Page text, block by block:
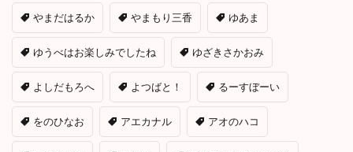
やまだはるか やまもり三香 ゆあま
ゆうべはお楽しみでしたね ゆざきさかおみ
よしだもろへ よつばと！ るーすぼーい
をのひなお アエカナル アオのハコ